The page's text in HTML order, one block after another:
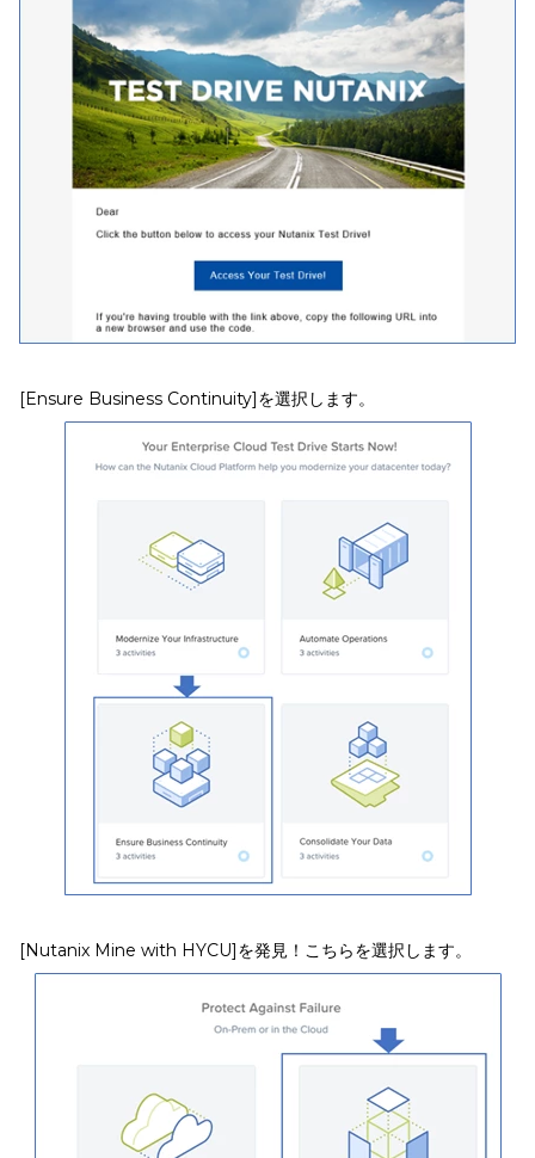
[Ensure Business Continuity]を選択します。
[Nutanix Mine with HYCU]を発見！こちらを選択します。